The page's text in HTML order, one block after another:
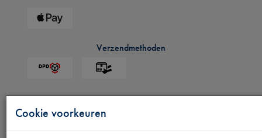
Verzendmethoden
Cookie voorkeuren